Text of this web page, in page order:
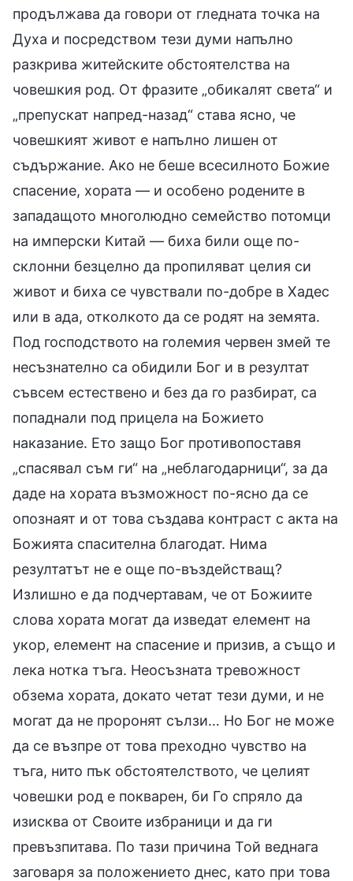
продължава да говори от гледната точка на
Духа и посредством тези думи напълно
разкрива житейските обстоятелства на
човешкия род. От фразите „обикалят света“ и
„препускат напред-назад“ става ясно, че
човешкият живот е напълно лишен от
съдържание. Ако не беше всесилното Божие
спасение, хората — и особено родените в
западащото многолюдно семейство потомци
на имперски Китай — биха били още по-
склонни безцелно да пропиляват целия си
живот и биха се чувствали по-добре в Хадес
или в ада, отколкото да се родят на земята.
Под господството на големия червен змей те
несъзнателно са обидили Бог и в резултат
съвсем естествено и без да го разбират, са
попаднали под прицела на Божието
наказание. Ето защо Бог противопоставя
„спасявал съм ги“ на „неблагодарници“, за да
даде на хората възможност по-ясно да се
опознаят и от това създава контраст с акта на
Божията спасителна благодат. Нима
резултатът не е още по-въздействащ?
Излишно е да подчертавам, че от Божиите
слова хората могат да изведат елемент на
укор, елемент на спасение и призив, а също и
лека нотка тъга. Неосъзната тревожност
обзема хората, докато четат тези думи, и не
могат да не проронят сълзи… Но Бог не може
да се възпре от това преходно чувство на
тъга, нито пък обстоятелството, че целият
човешки род е покварен, би Го спряло да
изисква от Своите избраници и да ги
превъзпитава. По тази причина Той веднага
заговаря за положението днес, като при това